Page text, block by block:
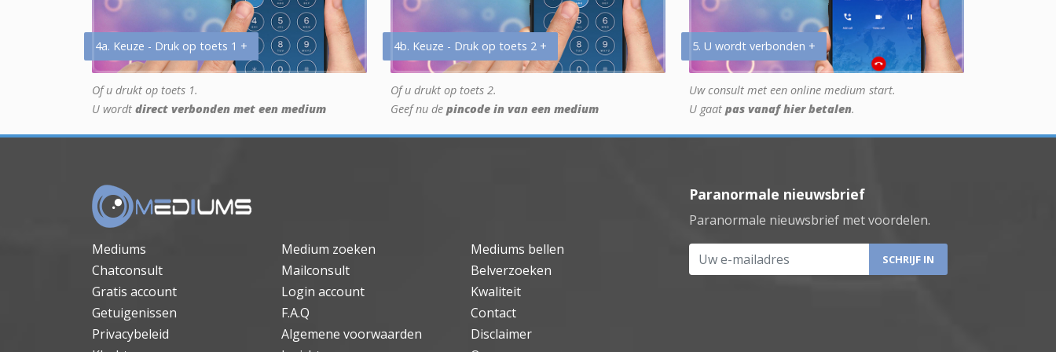
4a. Keuze - Druk op toets 1 +
Of u drukt op toets 1.
U wordt direct verbonden met een medium
4b. Keuze - Druk op toets 2 +
Of u drukt op toets 2.
Geef nu de pincode in van een medium
5. U wordt verbonden +
Uw consult met een online medium start.
U gaat pas vanaf hier betalen.
Mediums Medium zoeken
Mediums bellen
Chatconsult
Mailconsult
Belverzoeken
Gratis account
Login account
Kwaliteit
Getuigenissen
F.A.Q
Contact
Privacybeleid
Algemene voorwaarden
Disclaimer
Paranormale nieuwsbrief
Paranormale nieuwsbrief met voordelen.
Uw e-mailadres